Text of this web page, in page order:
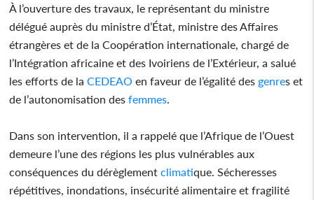
À l’ouverture des travaux, le représentant du ministre
délégué auprès du ministre d’État, ministre des Affaires
étrangères et de la Coopération internationale, chargé de
l’Intégration africaine et des Ivoiriens de l’Extérieur, a salué
les efforts de laCEDEAO en faveur de l’égalité des genres et
de l’autonomisation des femmes
Dans son intervention, il a rappelé que l’Afrique de l’Ouest
demeure l’une des régions les plus vulnérables aux
conséquences du dérèglement climatique. Sécheresses
répétitives, inondations, insécurité alimentaire et fragilité